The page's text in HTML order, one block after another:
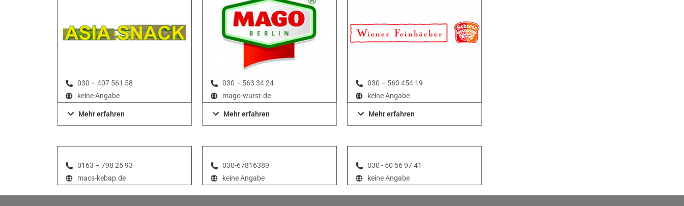
030 – 407 561 58
keine Angabe
Mehr erfahren
030 – 563 34 24
mago-wurst.de
Mehr erfahren
030 – 560 454 19
keine Angabe
Mehr erfahren
0163 – 798 25 93
macs-kebap.de
030-67816389
keine Angabe
030 - 50 56 97 41
keine Angabe